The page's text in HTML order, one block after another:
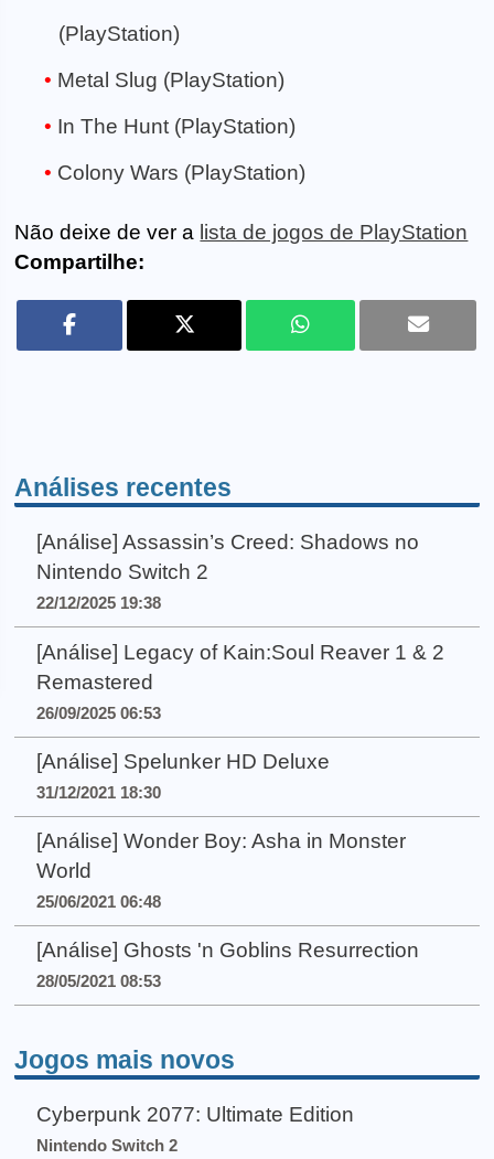
(PlayStation)
Metal Slug (PlayStation)
In The Hunt (PlayStation)
Colony Wars (PlayStation)
Não deixe de ver a lista de jogos de PlayStation
Compartilhe:
Análises recentes
[Análise] Assassin’s Creed: Shadows no
Nintendo Switch 2
22/12/2025 19:38
[Análise] Legacy of Kain:Soul Reaver 1 & 2
Remastered
26/09/2025 06:53
[Análise] Spelunker HD Deluxe
31/12/2021 18:30
[Análise] Wonder Boy: Asha in Monster
World
25/06/2021 06:48
[Análise] Ghosts 'n Goblins Resurrection
28/05/2021 08:53
Jogos mais novos
Cyberpunk 2077: Ultimate Edition
Nintendo Switch 2